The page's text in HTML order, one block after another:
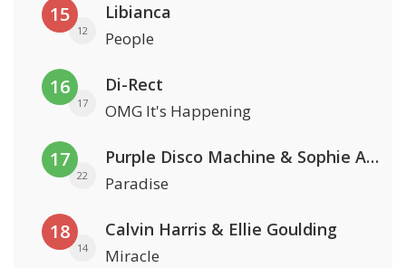
15
12
Libianca
People
16
17
Di-Rect
OMG It's Happening
17
22
Purple Disco Machine & Sophie And The Giants
Paradise
18
14
Calvin Harris & Ellie Goulding
Miracle